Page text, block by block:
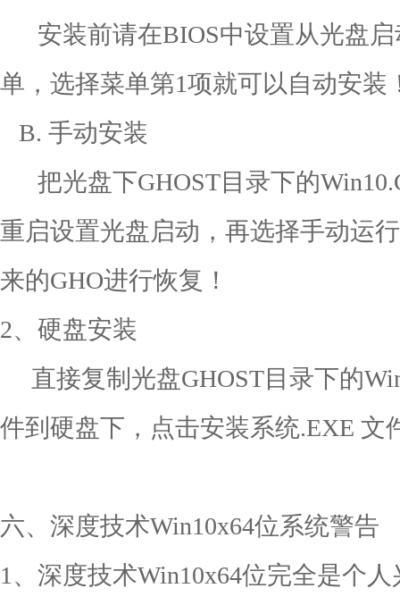
安装前请在BIOS中设置从光盘启
单，选择菜单第1项就可以自动
B. 手动安装
把光盘下GHOST目录下的
重启设置光盘启动，再选择手动运
来的GHO进行恢复！
2、硬盘安装
直接复制光盘GHOST目录下的
件到硬盘下，点击安装系统.EXE 文
六、深度技术Win10x64位系统警告
1、深度技术Win10x64位完全是个